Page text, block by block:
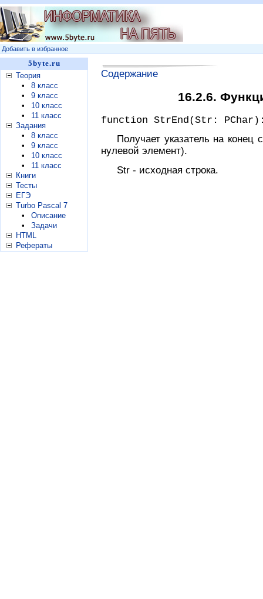
Добавить в избранное
5byte.ru
Теория
•
8 класс
•
9 класс
•
10 класс
•
11 класс
Задания
•
8 класс
•
9 класс
•
10 класс
•
11 класс
Книги
Тесты
ЕГЭ
Turbo Pascal 7
•
Описание
•
Задачи
HTML
Рефераты
Содержание
16.2.6.
function StrEnd(Str:
Получает указатель на
нулевой элемент).
Str - исходная строка.